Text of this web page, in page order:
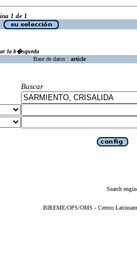
1 de 1
la b�squeda
Base de datos : article
Buscar
Search
BIREME/OPS/OMS - Centro